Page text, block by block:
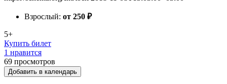
Взрослый: от 250 ₽
5+
Купить билет
1 нравится
69 просмотров
Добавить в календарь